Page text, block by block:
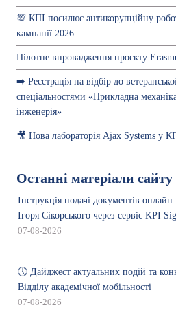
💯 КПІ посилює антикорупційну
кампанії 2026
Пілотне впровадження проєкту
➡️ Реєстрація на відбір до
спеціальностями «Прикладна
інженерія»
🎥 Нова лабораторія Ajax Systems у
Останні матеріали сайту
Інструкція подачі документів онлайн
Ігоря Сікорського через сервіс KPI
07-08-2026
🕔 Дайджест актуальних подій та
Відділу академічної мобільності
07-08-2026